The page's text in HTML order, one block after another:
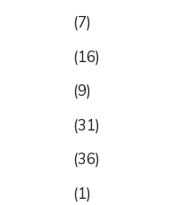
(7)
(16)
(9)
(31)
(36)
(1)